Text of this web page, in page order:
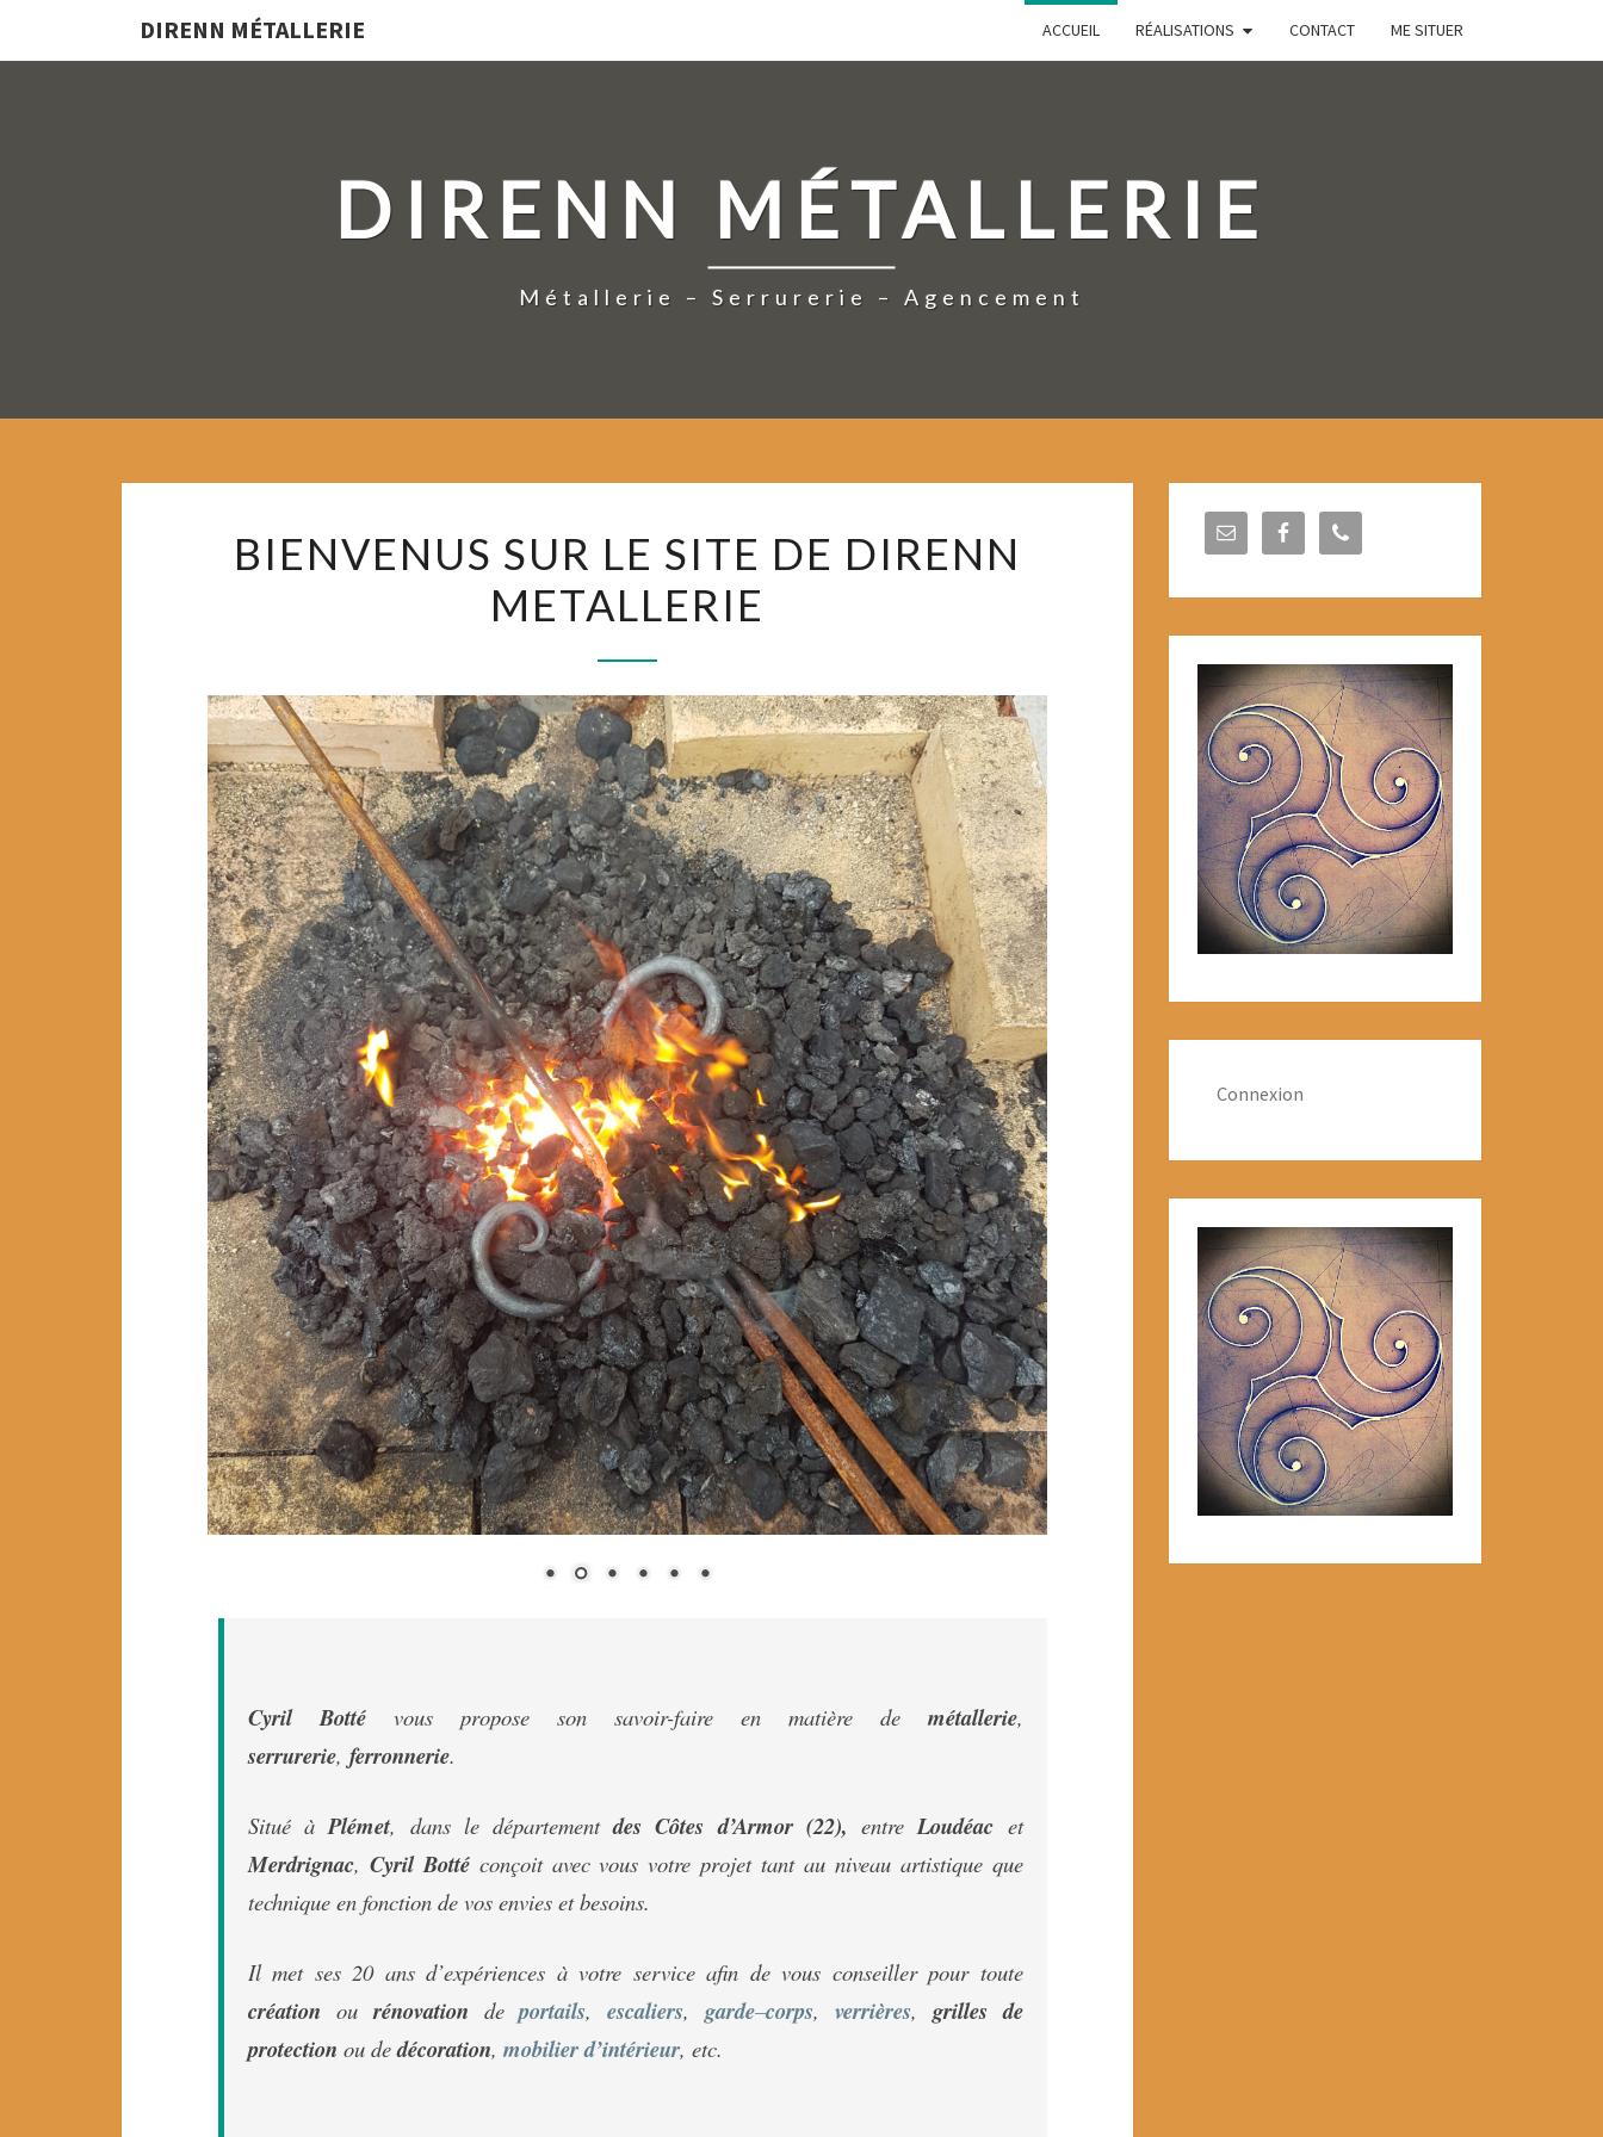
DIRENN MÉTALLERIE ACCUEIL RÉALISATIONS CONTACT ME SITUER
DIRENN MÉTALLERIE
Métallerie – Serrurerie – Agencement
SUR
LE
SITE
DE
DIRENN
METALLERIE
BIENVENUS SUR LE SITE DE DIRENN
METALLERIE
Cyril Bottévous propose son savoir-faire en matière de métallerie,
serrurerie, ferronnerie.
Situé àPlémet, dans le départementdes Côtes d’Armor (22), entre Loudéac et
Merdrignac, Cyril Bottéconçoit avec vous votre projet tant au niveau artistique que
technique en fonction de vos envies et besoins.
Il met ses 20 ans d’expériences à votre service afin de vous conseiller pour toute
création ou rénovation deportails,escaliers,garde–corps, verrières, grilles de
protection ou dedécoration, mobilierd’intérieur, etc.
Connexion